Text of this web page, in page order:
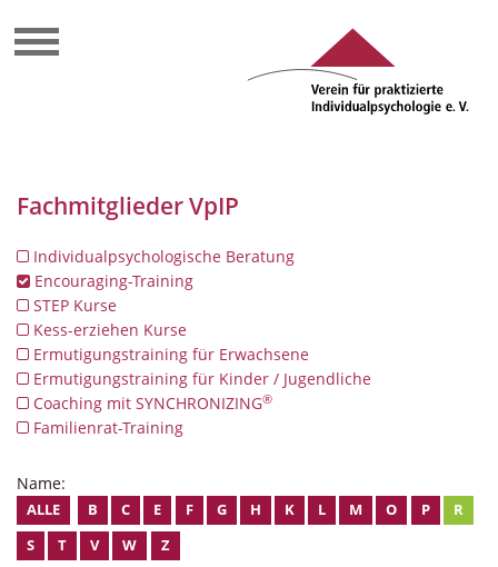
Fachmitglieder VpIP
Individualpsychologische Beratung
Encouraging-Training
STEP Kurse
Kess-erziehen Kurse
Ermutigungstraining für Erwachsene
Ermutigungstraining für Kinder / Jugendliche
Coaching mit SYNCHRONIZING®
Familienrat-Training
Name:
ALLE B C E F G H K L M O P
R
S
T V W Z